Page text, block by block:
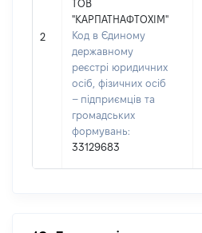
2
ТОВ
"КАРПАТНАФТОХІМ"
Код в Єдиному
державному
реєстрі юридичних
осіб, фізичних осіб
– підприємців та
громадських
формувань:
33129683